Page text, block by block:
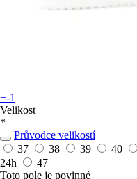
+-1
Velikost
*
Průvodce velikostí
37
38 39 40
24h
47
Toto pole je povinné